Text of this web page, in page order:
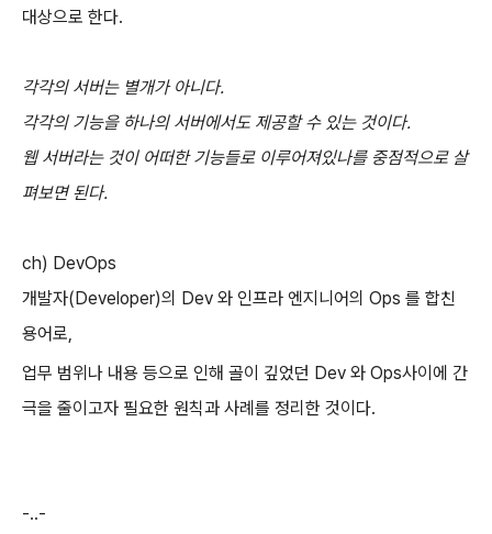
대상으로 한다.
각각의 서버는 별개가 아니다.
각각의 기능을 하나의 서버에서도 제공할 수 있는 것이다.
웹 서버라는 것이 어떠한 기능들로 이루어져있나를 중점적으로 살
펴보면 된다.
ch) DevOps
개발자(Developer)의 Dev 와 인프라 엔지니어의 Ops 를 합친
용어로,
업무 범위나 내용 등으로 인해 골이 깊었던 Dev 와 Ops사이에 간
극을 줄이고자 필요한 원칙과 사례를 정리한 것이다.
-..-